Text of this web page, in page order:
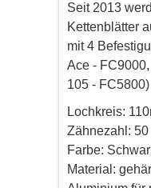
Seit 2013
Kettenblätter
mit 4
Ace -
105 -
Lochkreis:
Zähnezahl: 50
Farbe:
Material: